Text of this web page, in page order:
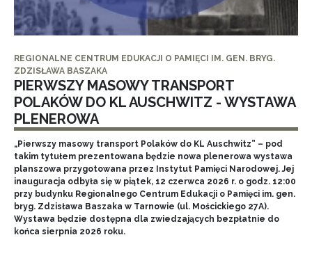
REGIONALNE CENTRUM EDUKACJI O PAMIĘCI IM. GEN. BRYG.
ZDZISŁAWA BASZAKA
PIERWSZY MASOWY TRANSPORT
POLAKÓW DO KL AUSCHWITZ - WYSTAWA
PLENEROWA
„Pierwszy masowy transport Polaków do KL Auschwitz” – pod
takim tytułem prezentowana będzie nowa plenerowa wystawa
planszowa przygotowana przez Instytut Pamięci Narodowej. Jej
inauguracja odbyła się w piątek, 12 czerwca 2026 r. o godz. 12:00
przy budynku Regionalnego Centrum Edukacji o Pamięci im. gen.
bryg. Zdzisława Baszaka w Tarnowie (ul. Mościckiego 27A).
Wystawa będzie dostępna dla zwiedzających bezpłatnie do
końca sierpnia 2026 roku.